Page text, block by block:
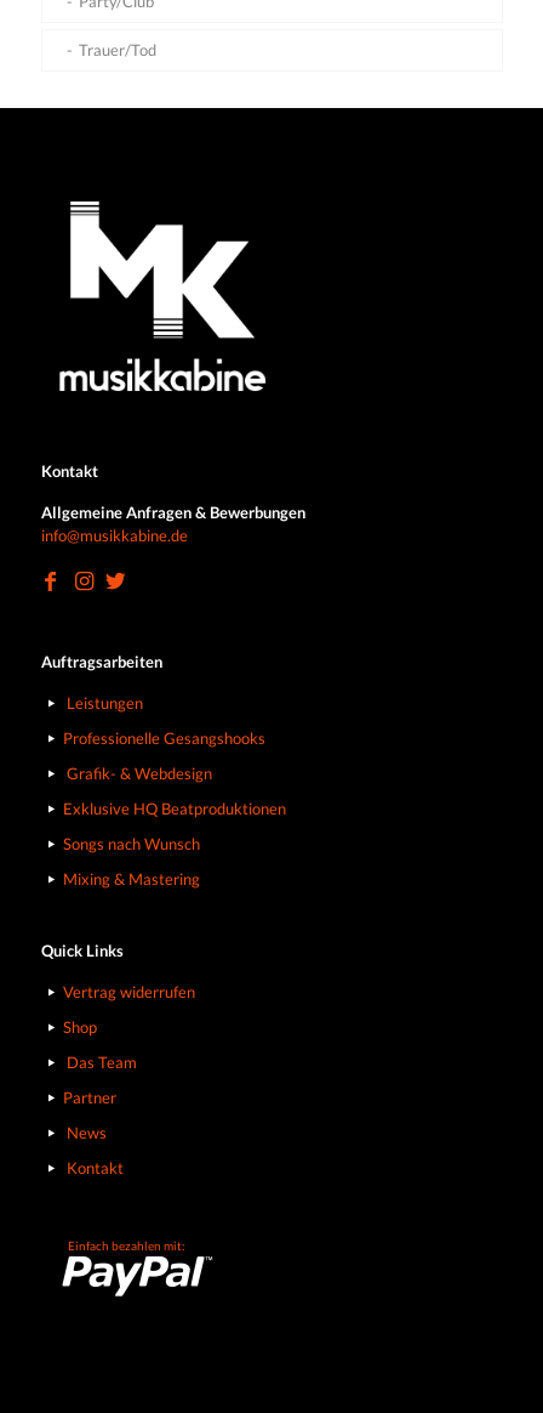
Trauer/Tod
Kontakt
Allgemeine Anfragen & Bewerbungen
info@musikkabine.de
Auftragsarbeiten
Leistungen
Professionelle Gesangshooks
Grafik- & Webdesign
Exklusive HQ Beatproduktionen
Songs nach Wunsch
Mixing & Mastering
Quick Links
Vertrag widerrufen
Shop
Das Team
Partner
News
Kontakt
Einfach bezahlen mit: